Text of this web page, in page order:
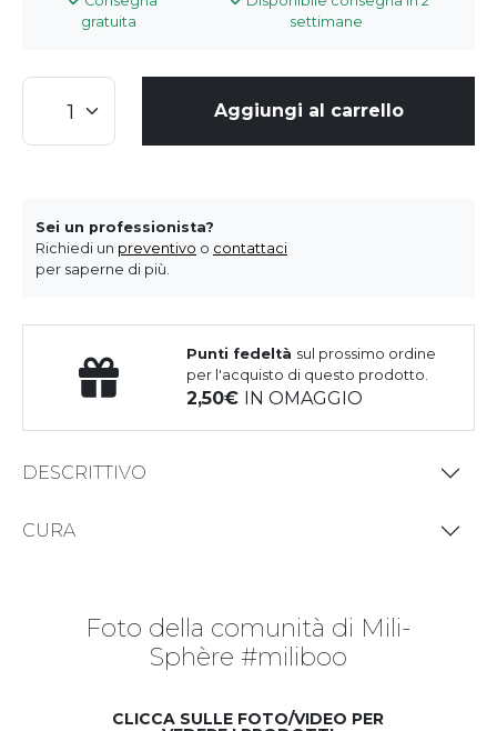
gratuita
settimane
Aggiungi al carrello
Sei un professionista?
Richiedi un preventivo o contattaci
per saperne di più.
Punti fedeltà sul prossimo ordine
per l'acquisto di questo prodotto.
2,50 IN OMAGGIO
DESCRITTIVO
CURA
Foto della comunità di Mili-
Sphère #miliboo
CLICCA SULLE FOTO/VIDEO PER